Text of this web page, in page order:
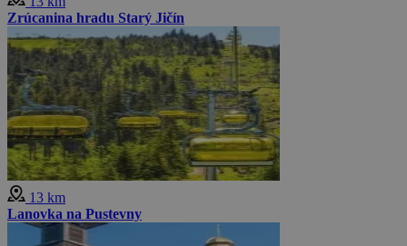
Zrúcanina hradu Starý Jičín
13 km
Lanovka na Pustevny